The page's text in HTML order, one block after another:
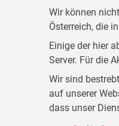
Wir können
Österreich, die
Einige der hier
Server. Für die
Wir sind
auf unserer
dass unser